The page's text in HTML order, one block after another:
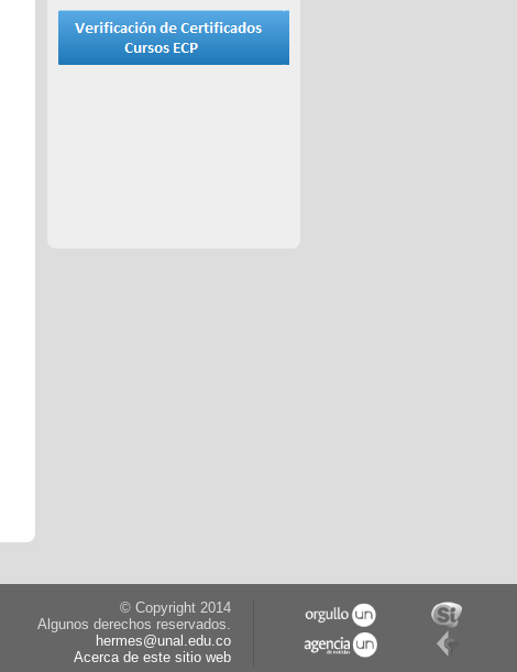
© Copyright 2014
Algunos derechos reservados.
hermes@unal.edu.co
Acerca de este sitio web